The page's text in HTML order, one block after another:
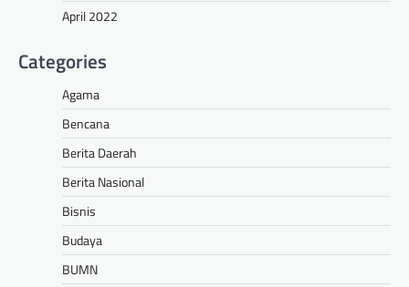
April 2022
Categories
Agama
Bencana
Berita Daerah
Berita Nasional
Bisnis
Budaya
BUMN